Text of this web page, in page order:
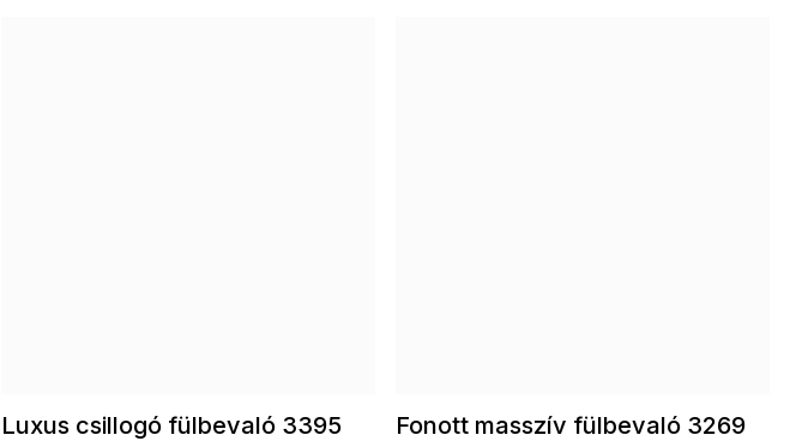
Luxus csillogó fülbevaló 3395 Fonott masszív fülbevaló 3269